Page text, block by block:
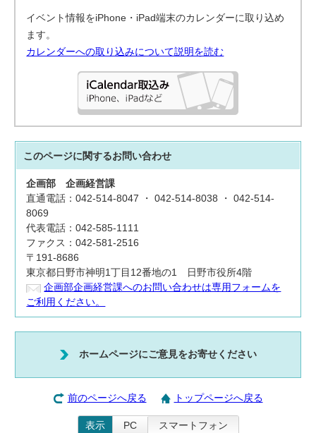
イベント情報をiPhone・iPad端末のカレンダーに取り込め
ます。
カレンダーへの取り込みについて説明を読む
このページに関するお問い合わせ
企画部企画経営課
直通電話：042-514-8047 ・ 042-514-8038 ・ 042-514-
8069
代表電話：042-585-1111
ファクス：042-581-2516
〒191-8686
東京都日野市神明1丁目12番地の1 日野市役所4階
企画部企画経営課へのお問い合わせは専用フォームを
ご利用ください。
ホームページにご意見をお寄せください
前のページへ戻る トップページへ戻る
表示 PC スマートフォン